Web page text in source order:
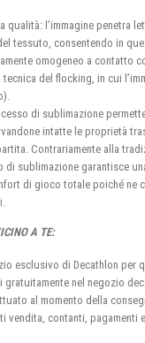
qualità: l’immagine penetra
tessuto, consentendo in
omogeneo a contatto
del flocking, in cui
di sublimazione
intatte le proprietà
Contrariamente alla
di sublimazione garantisce
di gioco totale poiché ne
A TE:
esclusivo di Decathlon per
nel negozio
al momento della
vendita, contanti, pagamenti